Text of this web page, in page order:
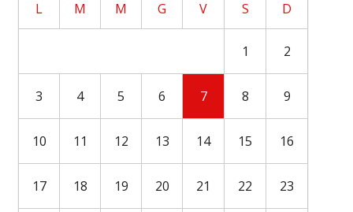
L M M G V S D
1 2
3 4 5 6 7 8 9
10 11 12 13 14 15 16
17 18 19 20 21 22 23